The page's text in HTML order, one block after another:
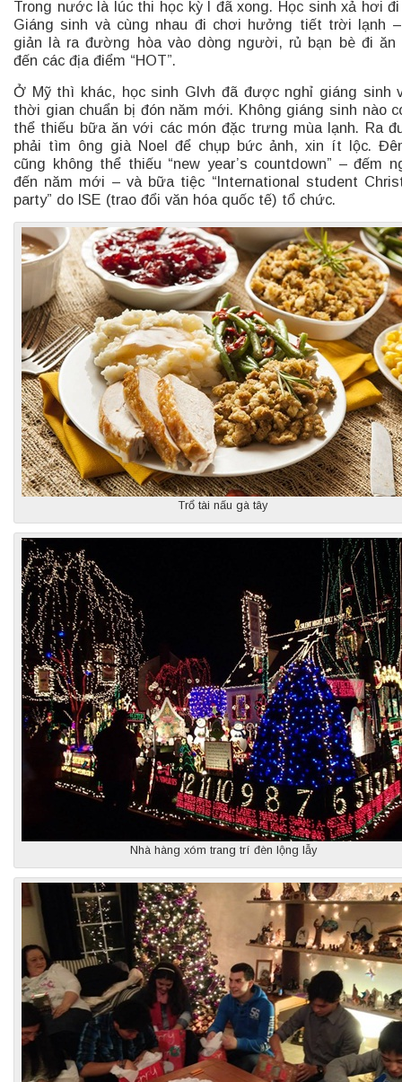
Trong nước là lúc thi học kỳ I đã xong. Học sinh xả hơi
Giáng sinh và cùng nhau đi chơi hưởng tiết trời lạnh
giản là ra đường hòa vào dòng người, rủ bạn bè đi ăn
đến các địa điểm “HOT”.
Ở Mỹ thì khác, học sinh Glvh đã được nghỉ giáng sinh
thời gian chuẩn bị đón năm mới. Không giáng sinh nào
thể thiếu bữa ăn với các món đặc trưng mùa lạnh. Ra
phải tìm ông già Noel để chụp bức ảnh, xin ít lộc.
cũng không thể thiếu “new year’s countdown” – đếm
đến năm mới – và bữa tiệc “International student
party” do ISE (trao đổi văn hóa quốc tế) tổ chức.
Trổ tài nấu gà tây
Nhà hàng xóm trang trí đèn lộng lẫy